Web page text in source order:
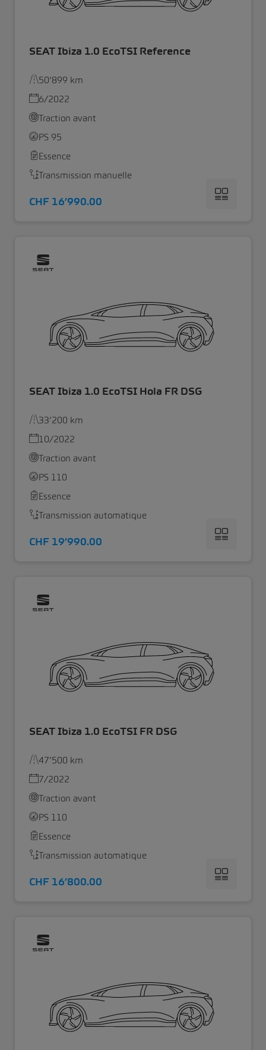
SEAT Ibiza 1.0 EcoTSI Reference
50’899 km
6/2022
Traction avant
PS 95
Essence
Transmission manuelle
CHF 16’990.00
SEAT Ibiza 1.0 EcoTSI Hola FR DSG
33’200 km
10/2022
Traction avant
PS 110
Essence
Transmission automatique
CHF 19’990.00
SEAT Ibiza 1.0 EcoTSI FR DSG
47’500 km
7/2022
Traction avant
PS 110
Essence
Transmission automatique
CHF 16’800.00